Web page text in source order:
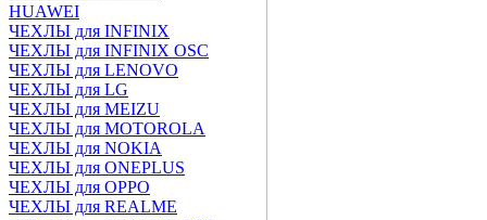
HUAWEI
ЧЕХЛЫ для INFINIX
ЧЕХЛЫ для INFINIX OSC
ЧЕХЛЫ для LENOVO
ЧЕХЛЫ для LG
ЧЕХЛЫ для MEIZU
ЧЕХЛЫ для MOTOROLA
ЧЕХЛЫ для NOKIA
ЧЕХЛЫ для ONEPLUS
ЧЕХЛЫ для OPPO
ЧЕХЛЫ для REALME